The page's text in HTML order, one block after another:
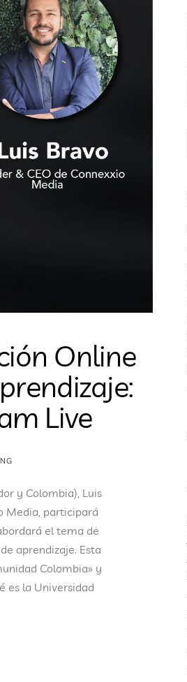
Online
Live
y Colombia), Luis
Media, participará
el tema de
aprendizaje. Esta
Colombia» y
es la Universidad